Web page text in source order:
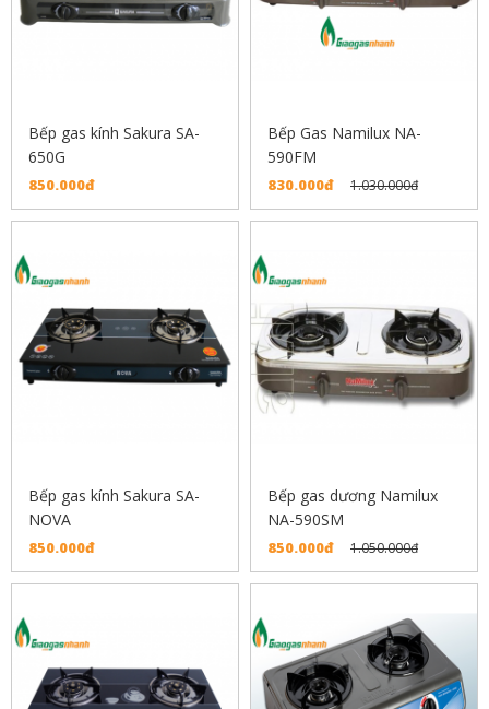
Bếp gas kính Sakura SA-
650G
850.000đ
Bếp Gas Namilux NA-
590FM
830.000đ 1.030.000đ
Bếp gas kính Sakura SA-
NOVA
850.000đ
Bếp gas dương Namilux
NA-590SM
850.000đ 1.050.000đ